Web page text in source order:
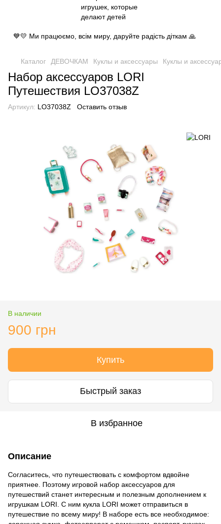
💙💛 Ми працюємо, всім миру, даруйте радість діткам 🙏
Каталог ДЕВОЧКАМ Куклы и аксессуары Куклы и
Набор аксессуаров LORI
Путешествия LO37038Z
Артикул: LO37038Z Оставить отзыв
В наличии
900 грн
Купить
Быстрый заказ
В избранное
Описание
Согласитесь, что путешествовать с комфортом вдвойне
приятнее. Поэтому игровой набор аксессуаров для
путешествий станет интересным и полезным дополнением к
игрушкам LORI. С ним кукла LORI может отправиться в
путешествие по всему миру! В наборе есть все необходимое: